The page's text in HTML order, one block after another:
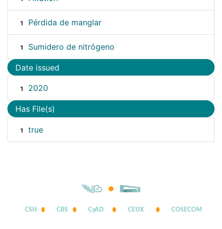
1 Pérdida de manglar
1 Sumidero de nitrógeno
Date issued
1 2020
Has File(s)
1 true
CSH CBS CyAD CEUX COSECOM